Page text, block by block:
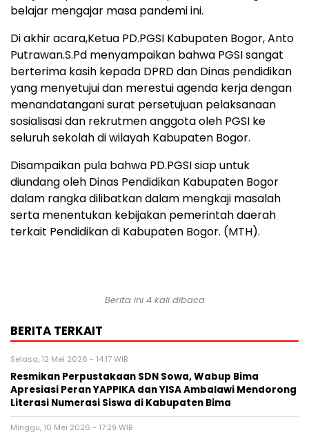
belajar mengajar masa pandemi ini.
Di akhir acara,Ketua PD.PGSI Kabupaten Bogor, Anto
Putrawan.S.Pd menyampaikan bahwa PGSI sangat
berterima kasih kepada DPRD dan Dinas pendidikan
yang menyetujui dan merestui agenda kerja dengan
menandatangani surat persetujuan pelaksanaan
sosialisasi dan rekrutmen anggota oleh PGSI ke
seluruh sekolah di wilayah Kabupaten Bogor.
Disampaikan pula bahwa PD.PGSI siap untuk
diundang oleh Dinas Pendidikan Kabupaten Bogor
dalam rangka dilibatkan dalam mengkaji masalah
serta menentukan kebijakan pemerintah daerah
terkait Pendidikan di Kabupaten Bogor. (MTH).
Berita ini 4 kali dibaca
BERITA TERKAIT
Selasa, 12 Mei 2026 - 14:17 WIB
Resmikan Perpustakaan SDN Sowa, Wabup Bima
Apresiasi Peran YAPPIKA dan YISA Ambalawi Mendorong
Literasi Numerasi Siswa di Kabupaten Bima
Minggu, 10 Mei 2026 - 17:29 WIB